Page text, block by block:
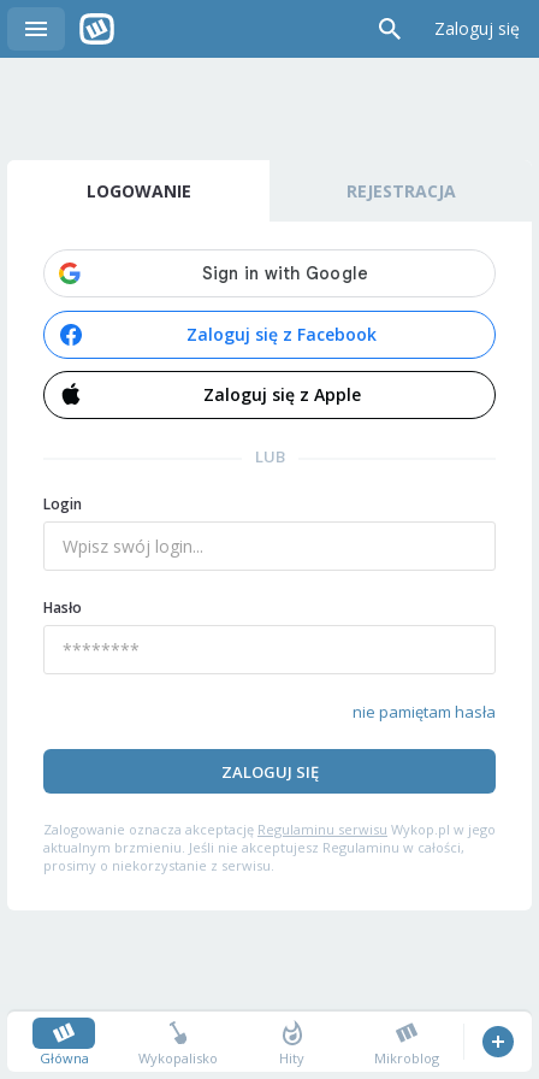
Zaloguj się
LOGOWANIE REJESTRACJA
Zaloguj się z Facebook
Zaloguj się z Apple
LUB
Login
Hasło
nie pamiętam hasła
ZALOGUJ SIĘ
Zalogowanie oznacza akceptację Regulaminu serwisu Wykop.pl w jego
aktualnym brzmieniu. Jeśli nie akceptujesz Regulaminu w całości,
prosimy o niekorzystanie z serwisu.
Główna Wykopalisko Hity Mikroblog